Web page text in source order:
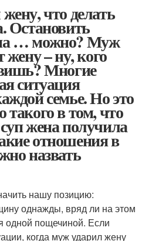
что делать
Остановить
… можно? Муж
жену – ну, кого
Многие
ситуация
семье. Но это
в том, что
жена получила
отношения в
назвать
нашу позицию:
однажды, вряд ли на этом
одной пощечиной. Если
когда муж ударил жену